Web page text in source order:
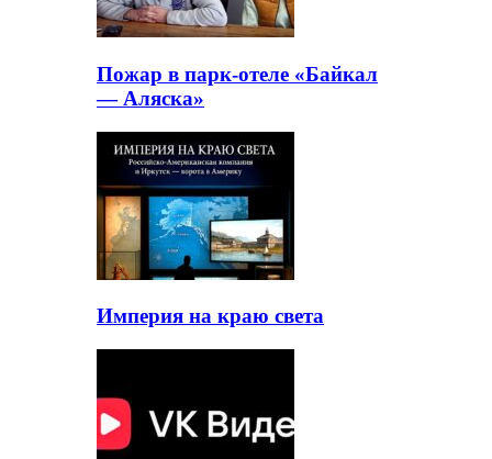
Пожар в парк-отеле «Байкал
— Аляска»
Империя на краю света